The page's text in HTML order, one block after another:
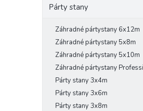
Párty stany
Záhradné pártystany 6x12m
Záhradné pártystany 5x8m
Záhradné pártystany 5x10m
Záhradné pártystany
Párty stany 3x4m
Párty stany 3x6m
Párty stany 3x8m